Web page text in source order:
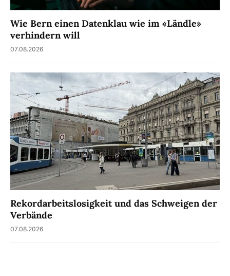
Wie Bern einen Datenklau wie im «Ländle»
verhindern will
07.08.2026
Rekordarbeitslosigkeit und das Schweigen der
Verbände
07.08.2026